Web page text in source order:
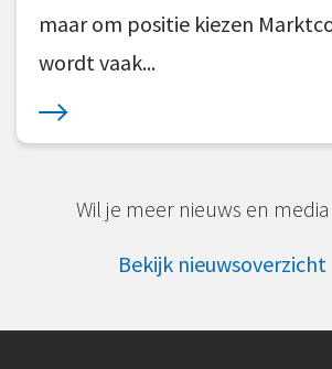
maar om positie kiezen
wordt vaak...
Wil je meer nieuws en
Bekijk nieuwsoverzicht